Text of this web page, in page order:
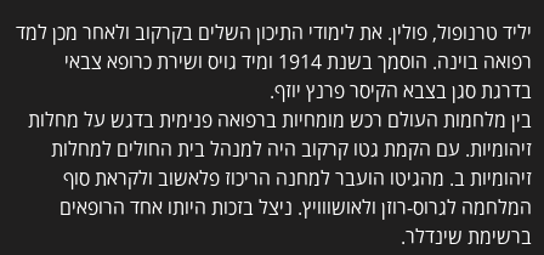
יליד טרנופול, פולין. את לימודי התיכון השלים בקרקוב ולאחר מכן למד
רפואה בוינה. הוסמך בשנת 1914 ומיד גויס ושירת כרופא צבאי
בדרגת סגן בצבא הקיסר פרנץ יוזף.
בין מלחמות העולם רכש מומחיות ברפואה פנימית בדגש על מחלות
זיהומיות. עם הקמת גטו קרקוב היה למנהל בית החולים למחלות
זיהומיות ב. מהגיטו הועבר למחנה הריכוז פלאשוב ולקראת סוף
המלחמה לגרוס-רוזן ולאושווויץ. ניצל בזכות היותו אחד הרופאים
ברשימת שינדלר.